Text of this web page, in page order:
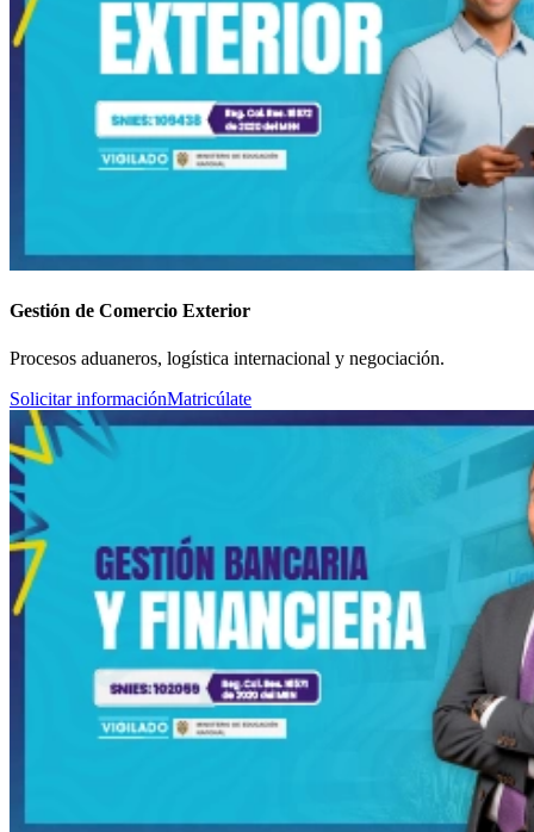
Gestión de Comercio Exterior
Procesos aduaneros, logística internacional y negociación.
Solicitar informaciónMatricúlate